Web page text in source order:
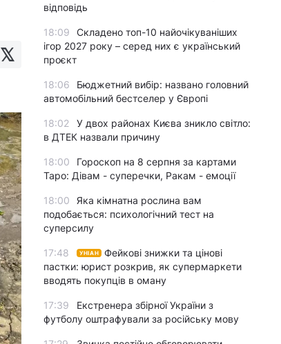
відповідь
18:09
Складено топ-10 найочікуваніших
ігор 2027 року – серед них є український
проєкт
18:06
Бюджетний вибір: названо головний
автомобільний бестселер у Європі
18:02
У двох районах Києва зникло світло:
в ДТЕК назвали причину
18:00
Гороскоп на 8 серпня за картами
Таро: Дівам - суперечки, Ракам - емоції
18:00
Яка кімнатна рослина вам
подобається: психологічний тест на
суперсилу
17:48 УНІАН
Фейкові знижки та цінові
пастки: юрист розкрив, як супермаркети
вводять покупців в оману
17:39
Екстренера збірної України з
футболу оштрафували за російську мову